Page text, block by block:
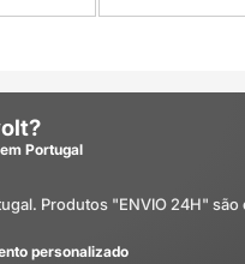
Portugal
Produtos "ENVIO 24H"
personalizado